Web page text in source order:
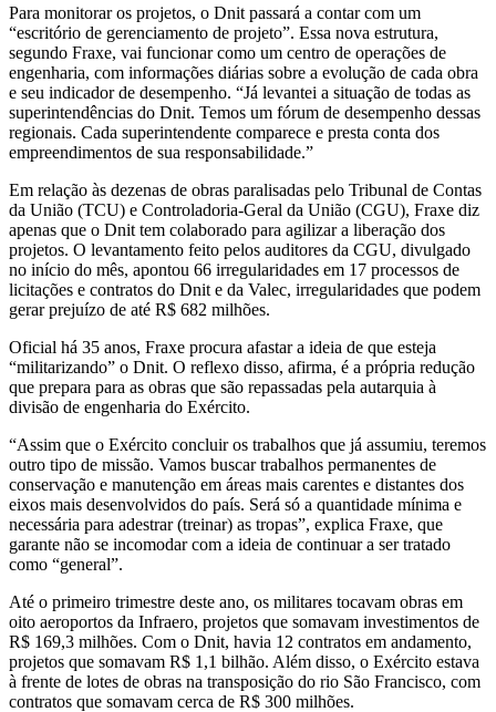
Para monitorar os projetos, o Dnit passará a contar com um
“escritório de gerenciamento de projeto”. Essa nova estrutura,
segundo Fraxe, vai funcionar como um centro de operações de
engenharia, com informações diárias sobre a evolução de cada obra
e seu indicador de desempenho. “Já levantei a situação de todas as
superintendências do Dnit. Temos um fórum de desempenho dessas
regionais. Cada superintendente comparece e presta conta dos
empreendimentos de sua responsabilidade.”
Em relação às dezenas de obras paralisadas pelo Tribunal de Contas
da União (TCU) e Controladoria-Geral da União (CGU), Fraxe diz
apenas que o Dnit tem colaborado para agilizar a liberação dos
projetos. O levantamento feito pelos auditores da CGU, divulgado
no início do mês, apontou 66 irregularidades em 17 processos de
licitações e contratos do Dnit e da Valec, irregularidades que podem
gerar prejuízo de até R$ 682 milhões.
Oficial há 35 anos, Fraxe procura afastar a ideia de que esteja
“militarizando” o Dnit. O reflexo disso, afirma, é a própria redução
que prepara para as obras que são repassadas pela autarquia à
divisão de engenharia do Exército.
“Assim que o Exército concluir os trabalhos que já assumiu, teremos
outro tipo de missão. Vamos buscar trabalhos permanentes de
conservação e manutenção em áreas mais carentes e distantes dos
eixos mais desenvolvidos do país. Será só a quantidade mínima e
necessária para adestrar (treinar) as tropas”, explica Fraxe, que
garante não se incomodar com a ideia de continuar a ser tratado
como “general”.
Até o primeiro trimestre deste ano, os militares tocavam obras em
oito aeroportos da Infraero, projetos que somavam investimentos de
R$ 169,3 milhões. Com o Dnit, havia 12 contratos em andamento,
projetos que somavam R$ 1,1 bilhão. Além disso, o Exército estava
à frente de lotes de obras na transposição do rio São Francisco, com
contratos que somavam cerca de R$ 300 milhões.